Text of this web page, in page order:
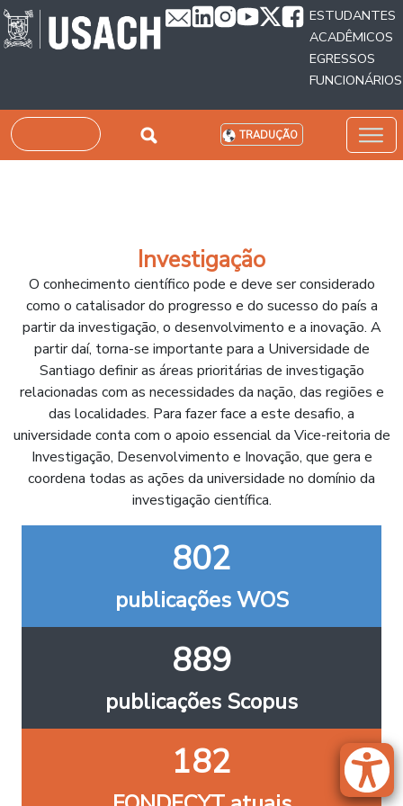
Passar para o conteúdo principal
ESTUDANTES
ACADÊMICOS
EGRESSOS
FUNCIONÁRIOS
Pesquisar TRADUÇÃO
Investigação
O conhecimento científico pode e deve ser considerado
como o catalisador do progresso e do sucesso do país a
partir da investigação, o desenvolvimento e a inovação. A
partir daí, torna-se importante para a Universidade de
Santiago definir as áreas prioritárias de investigação
relacionadas com as necessidades da nação, das regiões e
das localidades. Para fazer face a este desafio, a
universidade conta com o apoio essencial da Vice-reitoria de
Investigação, Desenvolvimento e Inovação, que gera e
coordena todas as ações da universidade no domínio da
investigação científica.
802
publicações WOS
889
publicações Scopus
182